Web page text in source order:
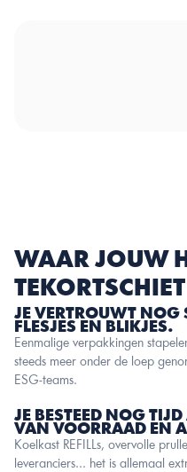
WAAR JOUW
TEKORTSCHIET
JE VERTROUWT NOG
FLESJES EN BLIKJES.
Eenmalige verpakkingen
steeds meer onder de loep
ESG-teams.
JE BESTEED NOG
VAN VOORRAAD EN
Koelkast REFILLs, overvolle
leveranciers... het is allemaal